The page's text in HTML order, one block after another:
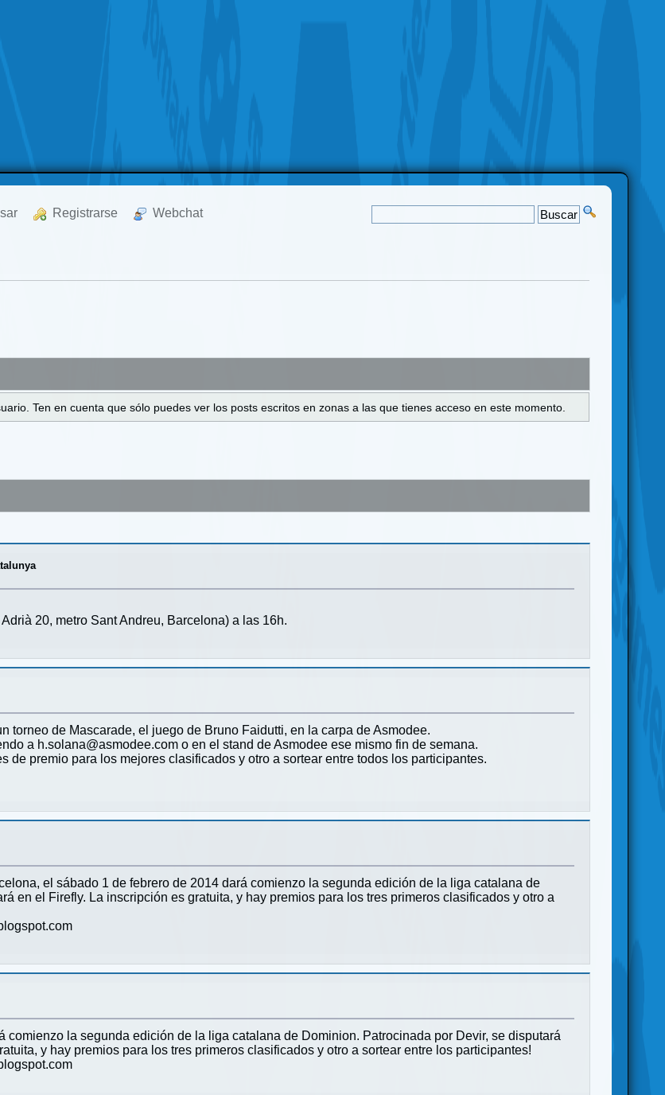
Registrarse Webchat
Ten en cuenta que sólo puedes ver los posts escritos en zonas a las que tienes acceso en este momento.
20, metro Sant Andreu, Barcelona) a las 16h.
torneo de Mascarade, el juego de Bruno Faidutti, en la carpa de Asmodee.
a h.solana@asmodee.com o en el stand de Asmodee ese mismo fin de semana.
de premio para los mejores clasificados y otro a sortear entre todos los participantes.
el sábado 1 de febrero de 2014 dará comienzo la segunda edición de la liga catalana de
en el Firefly. La inscripción es gratuita, y hay premios para los tres primeros clasificados y otro a
comienzo la segunda edición de la liga catalana de Dominion. Patrocinada por Devir, se disputará
y hay premios para los tres primeros clasificados y otro a sortear entre los participantes!